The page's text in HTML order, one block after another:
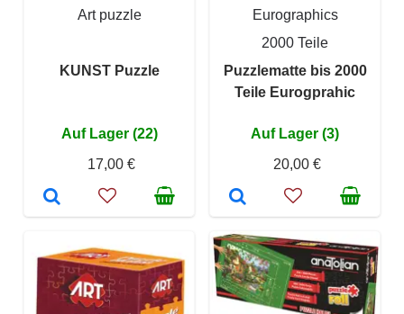
Art puzzle
KUNST Puzzle
Auf Lager (22)
17,00 €
Eurographics
2000 Teile
Puzzlematte bis 2000
Teile Eurogprahic
Auf Lager (3)
20,00 €